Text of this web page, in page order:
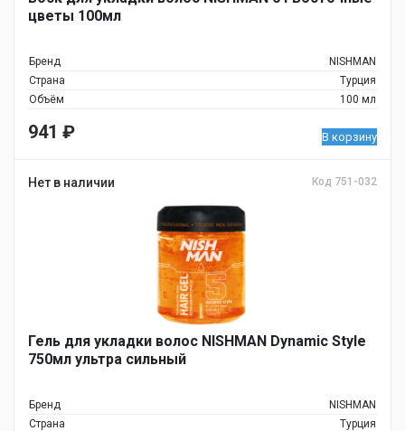
цветы 100мл
Бренд
NISHMAN
Страна
Турция
Объём
100 мл
941 ₽ В корзину
Нет в наличии Код 751-032
Гель для укладки волос NISHMAN Dynamic Style
750мл ультра сильный
Бренд
NISHMAN
Страна
Турция